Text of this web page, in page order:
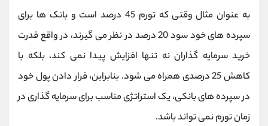
به عنوان مثال وقتی که تورم 45 درصد است و بانک ها برای
سپرده های خود سود 20 درصد در نظر می گیرند، در واقع قدرت
خرید سرمایه گذاران نه تنها افزایش پیدا نمی کند، بلکه با
کاهش 25 درصدی همراه می شود. بنابراین، قرار دادن پول خود
در سپرده های بانکی، یک استراتژی مناسب برای سرمایه گذاری در
زمان تورم نمی تواند باشد.